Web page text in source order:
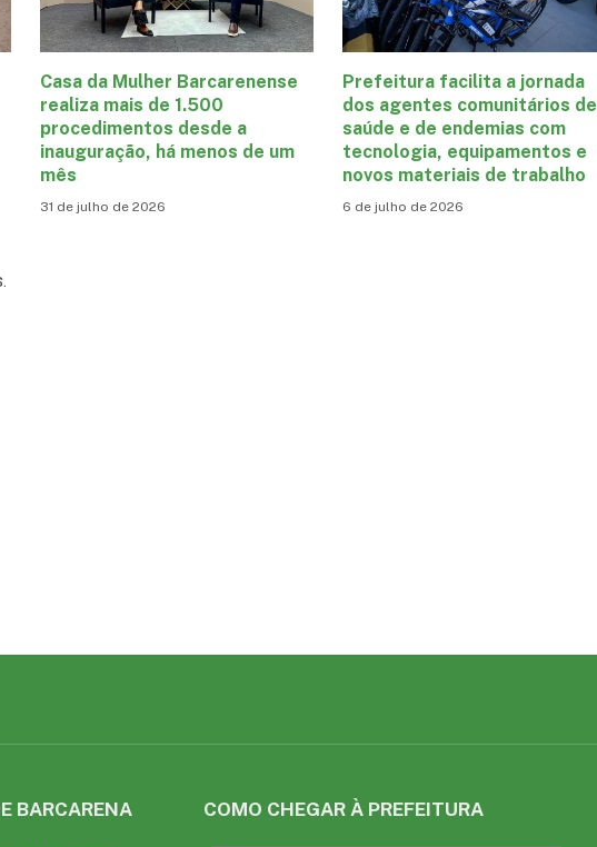
Casa da Mulher Barcarenense
realiza mais de 1.500
procedimentos desde a
inauguração, há menos de um
mês
31 de julho de 2026
Prefeitura facilita a jornada
dos agentes comunitários de
saúde e de endemias com
tecnologia, equipamentos e
novos materiais de trabalho
6 de julho de 2026
BARCARENA COMO CHEGAR À PREFEITURA